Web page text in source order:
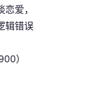
爱，
辑错误
）